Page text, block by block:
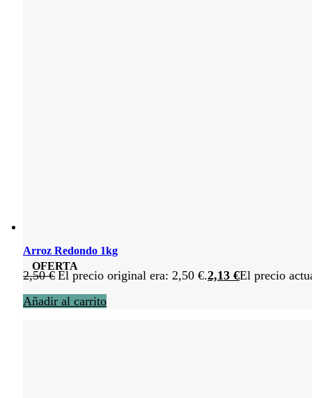
OFERTA
Arroz Redondo 1kg
2,50€ El precio original era: 2,50 €.2,13 €El precio
Añadir al carrito